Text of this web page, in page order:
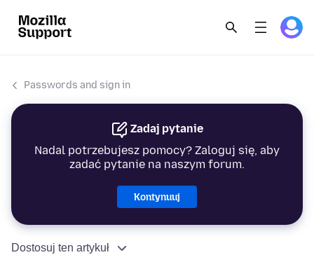
Passwords and sign in
Zadaj pytanie
Nadal potrzebujesz pomocy? Zaloguj się, aby
zadać pytanie na naszym forum.
Kontynuuj
Dostosuj ten artykuł